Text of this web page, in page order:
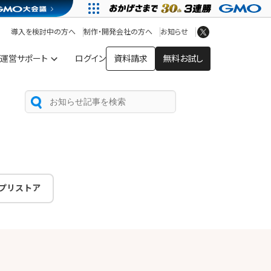
運営サポート ログイン 資料請求 無料お試し
導入を検討中の方へ 制作・開発会社の方へ お知らせ
アプリストア
ヘルプを見る
ヘルプセンター
リストア